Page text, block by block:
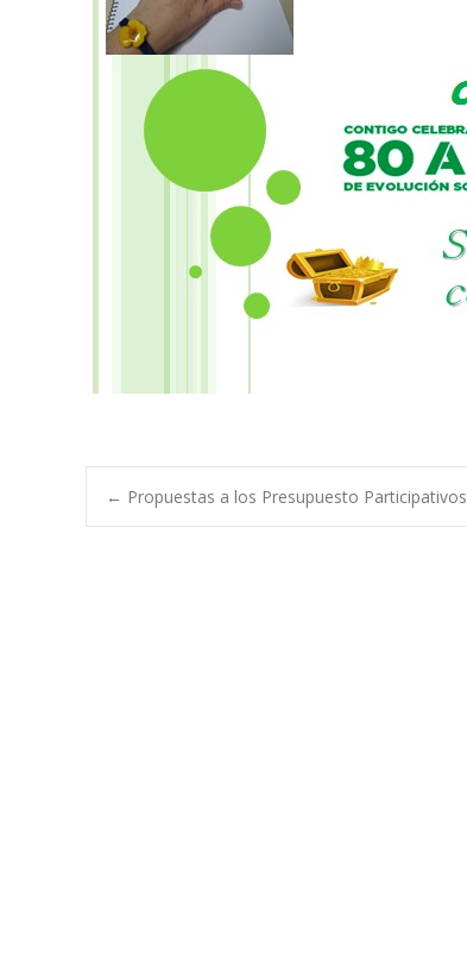
Navegación
← Propuestas a los Presupuesto Participativos